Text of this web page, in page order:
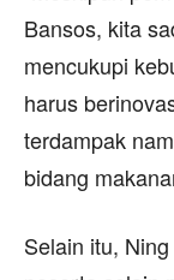
Bansos, kita
mencukupi
harus
terdampak
bidang
Selain itu,